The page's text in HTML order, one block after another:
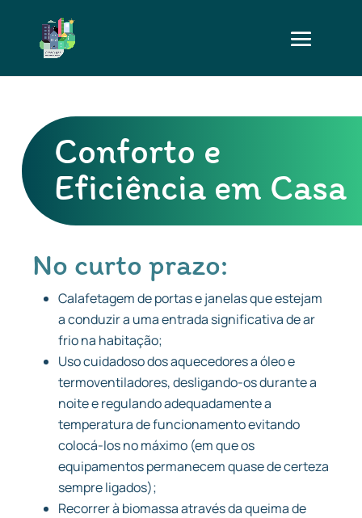
Conforto e
Eficiência em Casa
No curto prazo:
Calafetagem de portas e janelas que estejam
a conduzir a uma entrada significativa de ar
frio na habitação;
Uso cuidadoso dos aquecedores a óleo e
termoventiladores, desligando-os durante a
noite e regulando adequadamente a
temperatura de funcionamento evitando
colocá-los no máximo (em que os
equipamentos permanecem quase de certeza
sempre ligados);
Recorrer à biomassa através da queima de